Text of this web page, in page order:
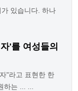
있습니다. 하나
'를 여성들의
"라고 표현한 한
는 ... ...